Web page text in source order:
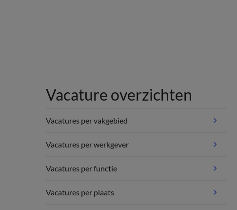
Vacature overzichten
Vacatures per vakgebied
Vacatures per werkgever
Vacatures per functie
Vacatures per plaats